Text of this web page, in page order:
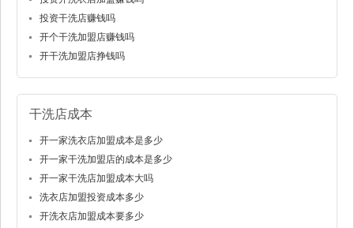
投资干洗店赚钱吗
开个干洗加盟店赚钱吗
开干洗加盟店挣钱吗
干洗店成本
开一家洗衣店加盟成本是多少
开一家干洗加盟店的成本是多少
开一家干洗店加盟成本大吗
洗衣店加盟投资成本多少
开洗衣店加盟成本要多少